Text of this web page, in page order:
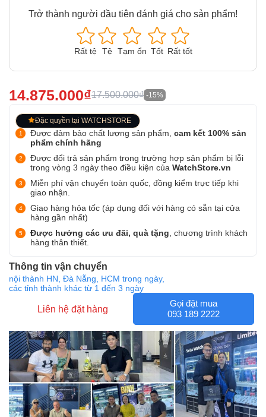
Trở thành người đầu tiên đánh giá cho sản phẩm!
Rất tệ Tệ Tạm ổn Tốt Rất tốt
14.875.000₫17.500.000₫ -15%
Đặc quyền tại WATCHSTORE
Được đảm bảo chất lượng sản phẩm, cam kết 100% sản
phẩm chính hãng
Được đổi trả sản phẩm trong trường hợp sản phẩm bị lỗi
trong vòng 3 ngày theo điều kiện của WatchStore.vn
Miễn phí vận chuyển toàn quốc, đồng kiểm trực tiếp khi
giao nhận.
Giao hàng hỏa tốc (áp dụng đối với hàng có sẵn tại cửa
hàng gần nhất)
Được hưởng các ưu đãi, quà tặng , chương trình khách
hàng thân thiết.
Thông tin vận chuyển
nội thành HN, Đà Nẵng, HCM trong ngày,
các tỉnh thành khác từ 1 đến 3 ngày
Liên hệ đặt hàng
Gọi đặt mua
093 189 2222